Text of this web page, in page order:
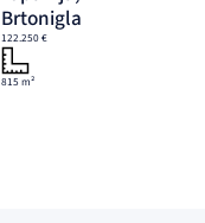
Brtonigla
122.250 €
815 m²